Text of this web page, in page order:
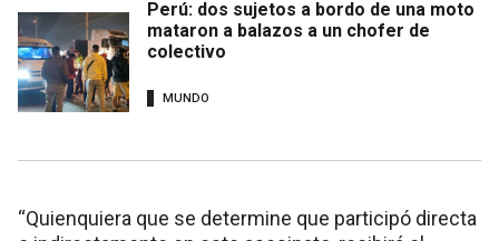
Perú: dos sujetos a bordo de una moto
mataron a balazos a un chofer de
colectivo
MUNDO
“Quienquiera que se determine que participó directa